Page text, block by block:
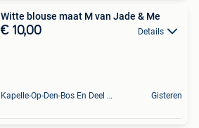
Witte blouse maat M van Jade & Me
€ 10,00 Details
Kapelle-Op-Den-Bos En Deel Van Zemst Gisteren